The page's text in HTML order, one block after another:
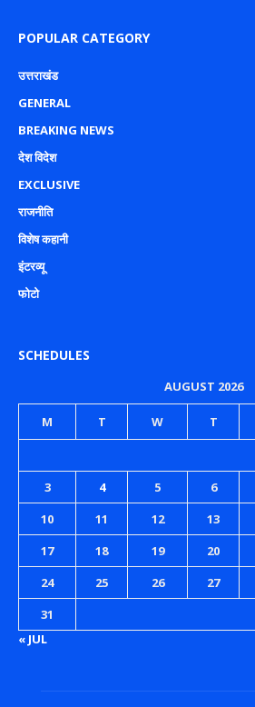
POPULAR CATEGORY
उत्तराखंड
GENERAL
BREAKING NEWS
देश विदेश
EXCLUSIVE
राजनीति
विशेष कहानी
इंटरव्यू
फोटो
SCHEDULES
AUGUST 2026
M T W T
3
4 5 6
10
11 12 13
17
18 19 20
24
25 26 27
31
« JUL